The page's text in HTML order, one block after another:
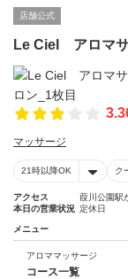
店舗公式
Le Ciel アロマ
マッサージ
21時以降OK ク
アクセス
葭川公園駅
本日の営業状況 定休日
メニュー
アロママッサージ
コース一覧